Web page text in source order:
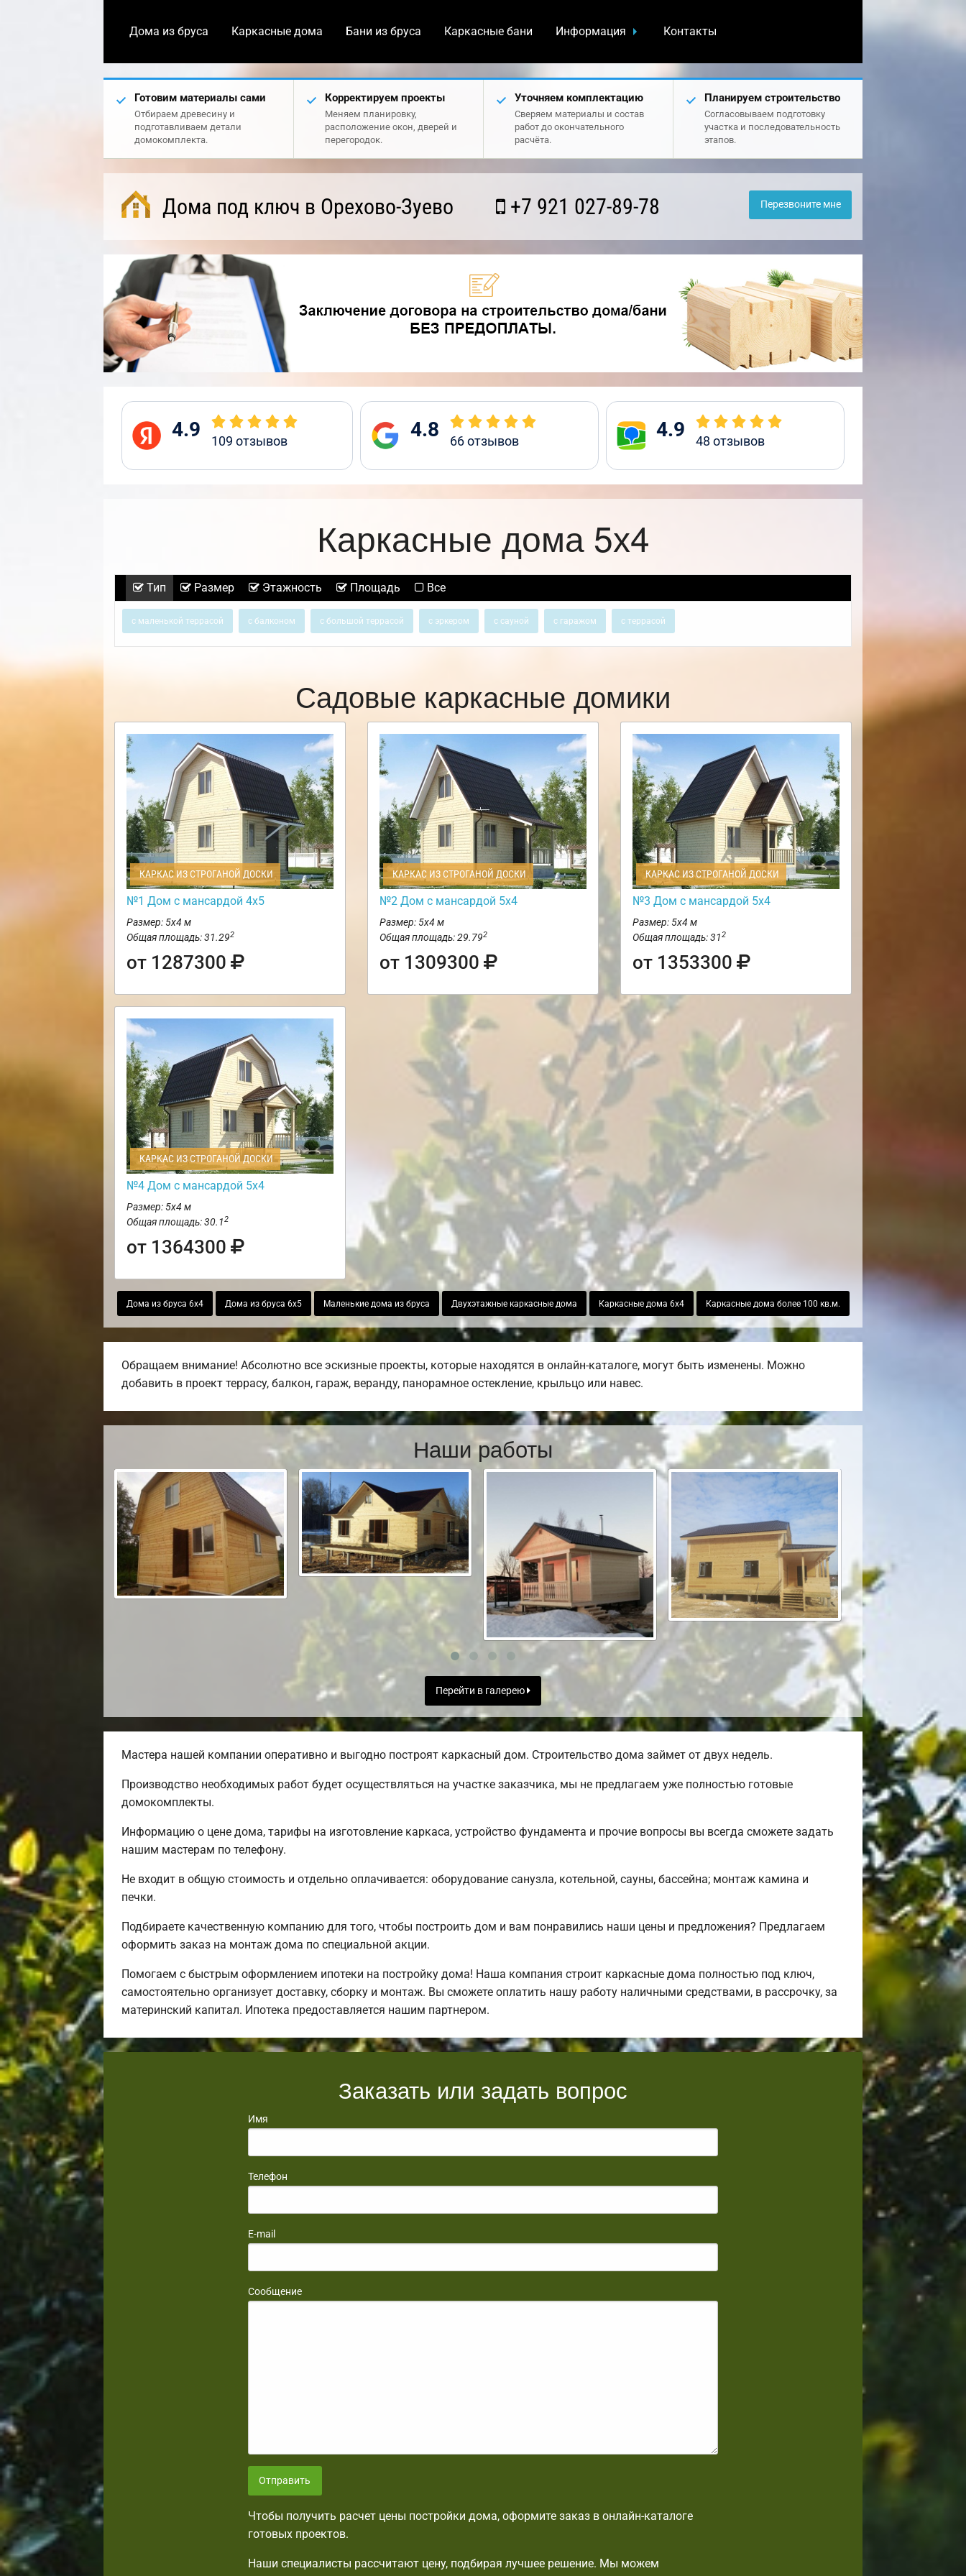
Дома из бруса Каркасные дома Бани из бруса Каркасные бани Информация Контакты
Готовим материалы сами
Отбираем древесину и
подготавливаем детали
домокомплекта.
Корректируем проекты
Меняем планировку,
расположение окон, дверей и
перегородок.
Уточняем комплектацию
Сверяем материалы и состав
работ до окончательного
расчёта.
Планируем строительство
Согласовываем подготовку
участка и последовательность
этапов.
Дома под ключ в Орехово-Зуево +7 921 027-89-78 Перезвоните мне
4.9 109 отзывов 4.8 66отзывов 4.9 48 отзывов
Каркасные дома 5х4
Тип Размер Этажность Площадь Все
с маленькой террасой с балконом с большой террасой с эркером с сауной с гаражом с террасой
Садовые каркасные домики
КАРКАС ИЗ СТРОГАНОЙ ДОСКИ
№1 Дом с мансардой 4х5
Размер: 5х4 м
Общая площадь: 31.292
от 1287300
КАРКАС ИЗ СТРОГАНОЙ ДОСКИ
№2 Дом с мансардой 5х4
Размер: 5х4 м
Общая площадь: 29.792
от 1309300
КАРКАС ИЗ СТРОГАНОЙ ДОСКИ
№3 Дом с мансардой 5х4
Размер: 5х4 м
Общая площадь: 312
от 1353300
КАРКАС ИЗ СТРОГАНОЙ ДОСКИ
№4 Дом с мансардой 5х4
Размер: 5х4 м
Общая площадь: 30.12
от 1364300
Дома из бруса 6х4 Дома из бруса 6х5 Маленькие дома из бруса Двухэтажные каркасные дома Каркасные дома 6х4 Каркасные дома более 100 кв.м.
Обращаем внимание! Абсолютно все эскизные проекты, которые находятся в онлайн-каталоге, могут быть изменены. Можно
добавить в проект террасу, балкон, гараж, веранду, панорамное остекление, крыльцо или навес.
Наши работы
Перейти в галерею
Мастера нашей компании оперативно и выгодно построят каркасный дом. Строительство дома займет от двух недель.
Производство необходимых работ будет осуществляться на участке заказчика, мы не предлагаем уже полностью готовые
домокомплекты.
Информацию о цене дома, тарифы на изготовление каркаса, устройство фундамента и прочие вопросы вы всегда сможете задать
нашим мастерам по телефону.
Не входит в общую стоимость и отдельно оплачивается: оборудование санузла, котельной, сауны, бассейна; монтаж камина и
печки.
Подбираете качественную компанию для того, чтобы построить дом и вам понравились наши цены и предложения? Предлагаем
оформить заказ на монтаж дома по специальной акции.
Помогаем с быстрым оформлением ипотеки на постройку дома! Наша компания строит каркасные дома полностью под ключ,
самостоятельно организует доставку, сборку и монтаж. Вы сможете оплатить нашу работу наличными средствами, в рассрочку, за
материнский капитал. Ипотека предоставляется нашим партнером.
Заказать или задать вопрос
Имя
Телефон
E-mail
Сообщение
Отправить
Чтобы получить расчет цены постройки дома, оформите заказ в онлайн-каталоге
готовых проектов.
Наши специалисты рассчитают цену, подбирая лучшее решение. Мы можем